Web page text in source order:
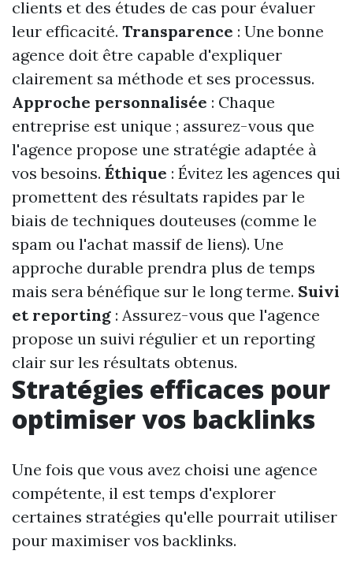
clients et des études de cas pour évaluer
leur efficacité. Transparence : Une bonne
agence doit être capable d'expliquer
clairement sa méthode et ses processus.
Approche personnalisée : Chaque
entreprise est unique ; assurez-vous que
l'agence propose une stratégie adaptée à
vos besoins. Éthique : Évitez les agences qui
promettent des résultats rapides par le
biais de techniques douteuses (comme le
spam ou l'achat massif de liens). Une
approche durable prendra plus de temps
mais sera bénéfique sur le long terme. Suivi
et reporting : Assurez-vous que l'agence
propose un suivi régulier et un reporting
clair sur les résultats obtenus.
Stratégies efficaces pour
optimiser vos backlinks
Une fois que vous avez choisi une agence
compétente, il est temps d'explorer
certaines stratégies qu'elle pourrait utiliser
pour maximiser vos backlinks.